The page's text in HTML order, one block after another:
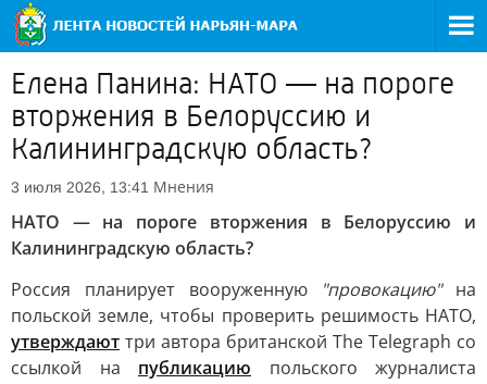
Елена Панина: НАТО — на пороге
вторжения в Белоруссию и
Калининградскую область?
3 июля 2026, 13:41 Мнения
НАТО — на пороге вторжения в Белоруссию и
Калининградскую область?
Россия планирует вооруженную
"провокацию"на
польской земле, чтобы проверить решимость НАТО,
утверждают три автора британской The Telegraph со
ссылкой на публикацию польского журналиста